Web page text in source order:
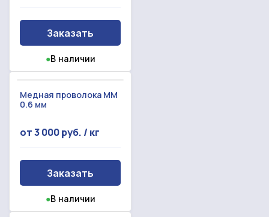
Заказать
●В наличии
Медная проволока ММ
0.6 мм
от 3 000 руб. / кг
Заказать
●В наличии